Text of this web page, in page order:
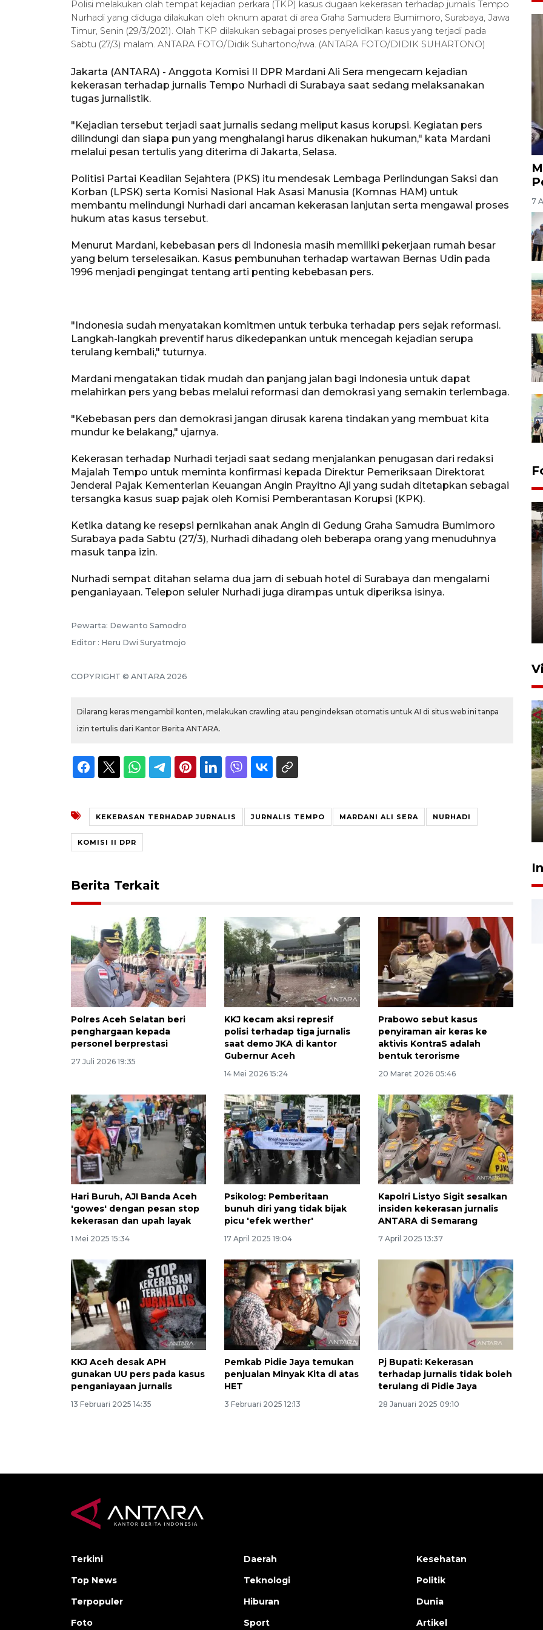
Polisi melakukan olah tempat kejadian perkara (TKP) kasus dugaan kekerasan terhadap jurnalis Tempo
Nurhadi yang diduga dilakukan oleh oknum aparat di area Graha Samudera Bumimoro, Surabaya, Jawa
Timur, Senin (29/3/2021). Olah TKP dilakukan sebagai proses penyelidikan kasus yang terjadi pada
Sabtu (27/3) malam. ANTARA FOTO/Didik Suhartono/rwa. (ANTARA FOTO/DIDIK SUHARTONO)
Jakarta (ANTARA) - Anggota Komisi II DPR Mardani Ali Sera mengecam kejadian
kekerasan terhadap jurnalis Tempo Nurhadi di Surabaya saat sedang melaksanakan
tugas jurnalistik.
"Kejadian tersebut terjadi saat jurnalis sedang meliput kasus korupsi. Kegiatan pers
dilindungi dan siapa pun yang menghalangi harus dikenakan hukuman," kata Mardani
melalui pesan tertulis yang diterima di Jakarta, Selasa.
Politisi Partai Keadilan Sejahtera (PKS) itu mendesak Lembaga Perlindungan Saksi dan
Korban (LPSK) serta Komisi Nasional Hak Asasi Manusia (Komnas HAM) untuk
membantu melindungi Nurhadi dari ancaman kekerasan lanjutan serta mengawal proses
hukum atas kasus tersebut.
Menurut Mardani, kebebasan pers di Indonesia masih memiliki pekerjaan rumah besar
yang belum terselesaikan. Kasus pembunuhan terhadap wartawan Bernas Udin pada
1996 menjadi pengingat tentang arti penting kebebasan pers.
"Indonesia sudah menyatakan komitmen untuk terbuka terhadap pers sejak reformasi.
Langkah-langkah preventif harus dikedepankan untuk mencegah kejadian serupa
terulang kembali," tuturnya.
Mardani mengatakan tidak mudah dan panjang jalan bagi Indonesia untuk dapat
melahirkan pers yang bebas melalui reformasi dan demokrasi yang semakin terlembaga.
"Kebebasan pers dan demokrasi jangan dirusak karena tindakan yang membuat kita
mundur ke belakang," ujarnya.
Kekerasan terhadap Nurhadi terjadi saat sedang menjalankan penugasan dari redaksi
Majalah Tempo untuk meminta konfirmasi kepada Direktur Pemeriksaan Direktorat
Jenderal Pajak Kementerian Keuangan Angin Prayitno Aji yang sudah ditetapkan sebagai
tersangka kasus suap pajak oleh Komisi Pemberantasan Korupsi (KPK).
Ketika datang ke resepsi pernikahan anak Angin di Gedung Graha Samudra Bumimoro
Surabaya pada Sabtu (27/3), Nurhadi dihadang oleh beberapa orang yang menuduhnya
masuk tanpa izin.
Nurhadi sempat ditahan selama dua jam di sebuah hotel di Surabaya dan mengalami
penganiayaan. Telepon seluler Nurhadi juga dirampas untuk diperiksa isinya.
Pewarta: Dewanto Samodro
Editor : Heru Dwi Suryatmojo
COPYRIGHT © ANTARA 2026
Dilarang keras mengambil konten, melakukan crawling atau pengindeksan otomatis untuk AI di situs web ini tanpa
izin tertulis dari Kantor Berita ANTARA.
KEKERASAN TERHADAP JURNALIS JURNALIS TEMPO MARDANI ALI SERA NURHADI
KOMISI II DPR
Berita Terkait
Polres Aceh Selatan beri
penghargaan kepada
personel berprestasi
27 Juli 2026 19:35
KKJ kecam aksi represif
polisi terhadap tiga jurnalis
saat demo JKA di kantor
Gubernur Aceh
14 Mei 2026 15:24
Prabowo sebut kasus
penyiraman air keras ke
aktivis KontraS adalah
bentuk terorisme
20 Maret 2026 05:46
Hari Buruh, AJI Banda Aceh
'gowes' dengan pesan stop
kekerasan dan upah layak
1 Mei 2025 15:34
Psikolog: Pemberitaan
bunuh diri yang tidak bijak
picu 'efek werther'
17 April 2025 19:04
Kapolri Listyo Sigit sesalkan
insiden kekerasan jurnalis
ANTARA di Semarang
7 April 2025 13:37
KKJ Aceh desak APH
gunakan UU pers pada kasus
penganiayaan jurnalis
13 Februari 2025 14:35
Pemkab Pidie Jaya temukan
penjualan Minyak Kita di atas
HET
3 Februari 2025 12:13
Pj Bupati: Kekerasan
terhadap jurnalis tidak boleh
terulang di Pidie Jaya
28 Januari 2025 09:10
7
FOTO - Arus libur Panjang ke
E. coli
4 Agustus 2026 21:34
160 ribu sambungan baru
jaringan gas 2026
2026-08-07 18:00:00
Terkini
Top News
Terpopuler
Foto
Daerah
Teknologi
Hiburan
Sport
Kesehatan
Politik
Dunia
Artikel